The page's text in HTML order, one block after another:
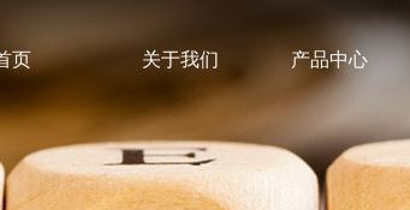
页 关于我们 产品中心